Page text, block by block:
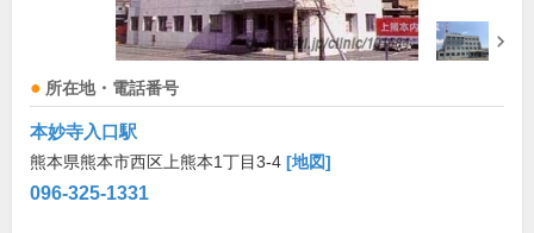
所在地・電話番号
本妙寺入口駅
熊本県熊本市西区上熊本1丁目3-4 [地図]
096-325-1331